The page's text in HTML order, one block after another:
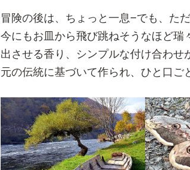
冒険の後は、ちょっと一息–でも、た
今にもお皿から飛び跳ねそうなほど
出させる香り、シンプルな付け合わ
元の伝統に基づいて作られ、ひと口ご